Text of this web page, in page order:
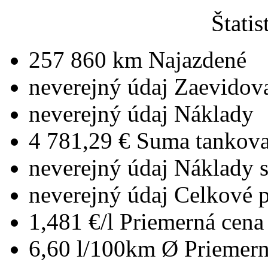
257 860 km Najazdené
neverejný údaj
neverejný údaj Náklady
4 781,29 € Suma
neverejný údaj Náklady
neverejný údaj Celkové
1,481 €/l Priemerná
6,60 l/100km Ø